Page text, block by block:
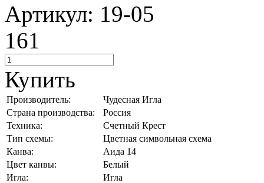
Артикул: 19-05
161
Купить
Производитель:
Чудесная Игла
Страна производства:
Россия
Техника:
Счетный Крест
Тип схемы:
Цветная символьная схема
Канва:
Аида 14
Цвет канвы:
Белый
Игла:
Игла